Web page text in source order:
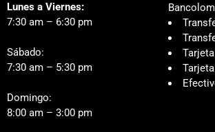
Lunes a Viernes:
7:30 am – 6:30 pm
Sábado:
7:30 am – 5:30 pm
Domingo:
8:00 am – 3:00 pm